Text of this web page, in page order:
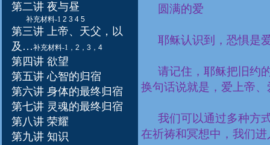
第二讲 夜与昼
补充材料-1 2 3 4 5
第三讲 上帝、天父，以
及 …补充材料-1 ， 2 ， 3 ， 4
第四讲 欲望
第五讲 心智的归宿
第六讲 身体的最终归宿
第七讲 灵魂的最终归宿
第八讲 荣耀
第九讲 知识
圆满的爱
耶稣认识到，恐惧是
请记住，耶稣把旧约
换句话说就是，爱上帝
我们可以通过多种方
在祈祷和冥想中，我们